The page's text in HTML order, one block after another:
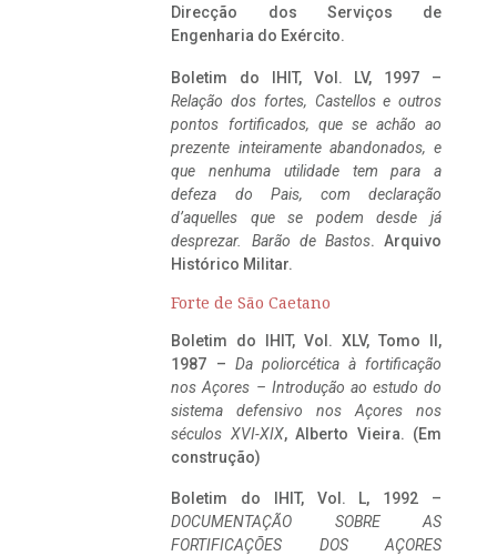
Direcção dos Serviços de
Engenharia do Exército.
Boletim do IHIT, Vol. LV, 1997 –
Relação dos fortes, Castellos e outros
pontos fortificados, que se achão ao
prezente inteiramente abandonados, e
que nenhuma utilidade tem para a
defeza do Pais, com declaração
d’aquelles que se podem desde já
desprezar. Barão de Bastos. Arquivo
Histórico Militar.
Forte de São Caetano
Boletim do IHIT, Vol. XLV, Tomo II,
1987 – Da poliorcética à fortificação
nos Açores – Introdução ao estudo do
sistema defensivo nos Açores nos
séculos XVI-XIX, Alberto Vieira. (Em
construção)
Boletim do IHIT, Vol. L, 1992 –
DOCUMENTAÇÃO SOBRE AS
FORTIFICAÇÕES DOS AÇORES